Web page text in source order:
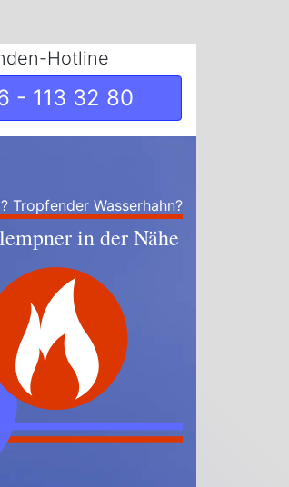
Hotline
- 113 32 80
Tropfender Wasserhahn?
in der Nähe